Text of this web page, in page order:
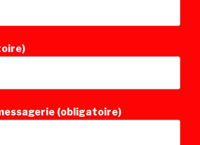
(obligatoire)